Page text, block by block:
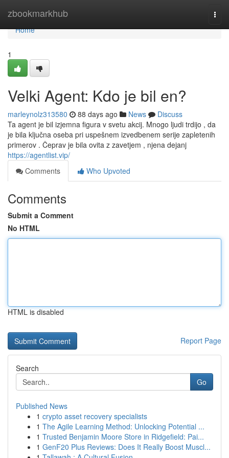
zbookmarkhub
Home
Home
1
Velki Agent: Kdo je bil en?
marleynolz313580 88 days ago News
Discuss
Ta agent je bil izjemna figura v svetu akcij. Mnogo ljudi trdijo , da
je bila ključna oseba pri uspešnem izvedbenem serije zapletenih
primerov . Čeprav je bila ovita z zavetjem , njena dejanj
https://agentlist.vip/
Comments
Who Upvoted
Comments
Submit a Comment
No HTML
HTML is disabled
Report Page
Search
Go
Published News
1 crypto asset recovery specialists
1 The Agile Learning Method: Unlocking Potential ...
1 Trusted Benjamin Moore Store in Ridgefield: Pai...
1 GenF20 Plus Reviews: Does It Really Boost Muscl...